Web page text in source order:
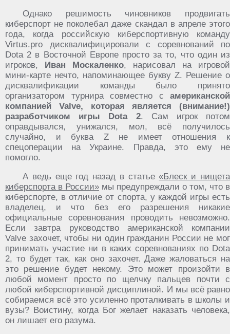
Однако решимость чиновников продвигать
киберспорт не поколебал даже скандал в апреле этого
года, когда российскую киберспортивную команду
Virtus.pro дисквалифицировали с соревнований по
Dota 2 в Восточной Европе просто за то, что один из
игроков, Иван Москаленко, нарисовал на игровой
мини-карте нечто, напоминающее букву Z. Решение о
дисквалификации команды было принято
организатором турнира совместно с американской
компанией Valve, которая является (внимание!)
разработчиком игры Dota 2. Сам игрок потом
оправдывался, унижался, мол, всё получилось
случайно, и буква Z не имеет отношения к
спецоперации на Украине. Правда, это ему не
помогло.
А ведь еще год назад в статье«Блеск и нищета
киберспорта в России» мы предупреждали о том, что в
киберспорте, в отличие от спорта, у каждой игры есть
владелец, и что без его разрешения никакие
официальные соревнования проводить невозможно.
Если завтра руководство американской компании
Valve захочет, чтобы ни один гражданин России не мог
принимать участие ни в каких соревнованиях по Dota
2, то будет так, как оно захочет. Даже жаловаться на
это решение будет некому. Это может произойти в
любой момент просто по щелчку пальцев почти с
любой киберспортивной дисциплиной. И мы всё равно
собираемся всё это усиленно проталкивать в школы и
вузы? Воистину, когда Бог желает наказать человека,
он лишает его разума.